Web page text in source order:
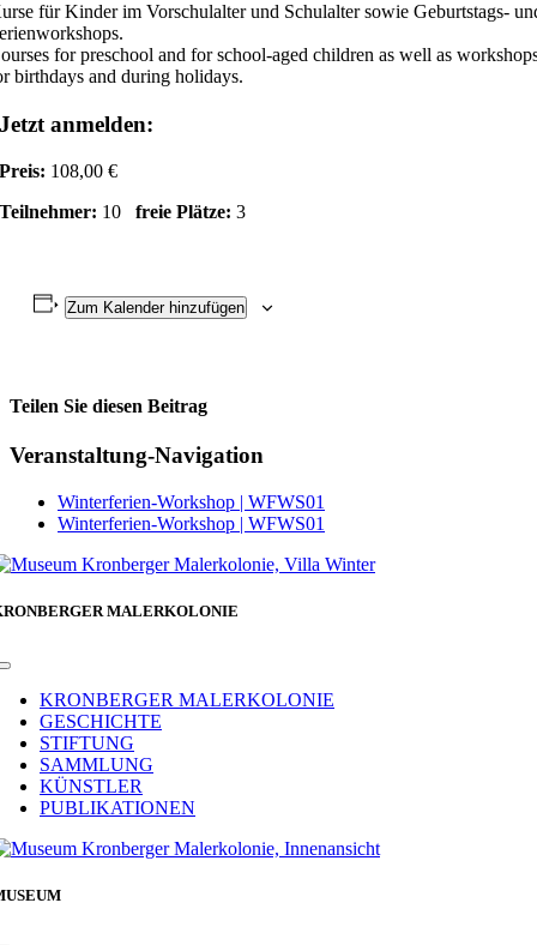
für Kinder im Vorschulalter und Schulalter sowie Geburtstags-
for preschool and for school-aged children as well as
birthdays and during holidays.
Jetzt anmelden:
Preis: 108,00 €
Teilnehmer: 10freie Plätze: 3
Zum Kalender hinzufügen
Teilen Sie diesen Beitrag
Facebook
Veranstaltung-Navigation
Winterferien-Workshop | WFWS01
Winterferien-Workshop | WFWS01
MALERKOLONIE
Toggle
NavigationKRONBERGER MALERKOLONIE
GESCHICHTE
STIFTUNG
SAMMLUNG
KÜNSTLER
PUBLIKATIONEN